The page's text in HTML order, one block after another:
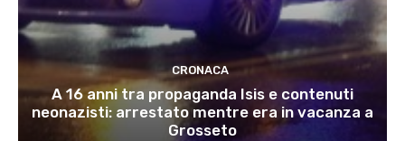
CRONACA
A 16 anni tra propaganda Isis e contenuti
neonazisti: arrestato mentre era in vacanza a
Grosseto